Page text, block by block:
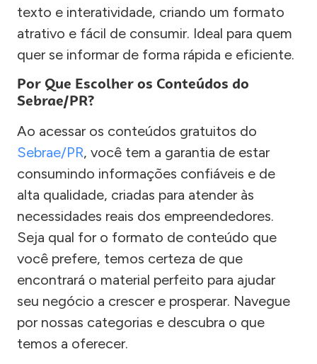
texto e interatividade, criando um formato
atrativo e fácil de consumir. Ideal para quem
quer se informar de forma rápida e eficiente.
Por Que Escolher os Conteúdos do
Sebrae/PR?
Ao acessar os conteúdos gratuitos do
Sebrae/PR, você tem a garantia de estar
consumindo informações confiáveis e de
alta qualidade, criadas para atender às
necessidades reais dos empreendedores.
Seja qual for o formato de conteúdo que
você prefere, temos certeza de que
encontrará o material perfeito para ajudar
seu negócio a crescer e prosperar. Navegue
por nossas categorias e descubra o que
temos a oferecer.